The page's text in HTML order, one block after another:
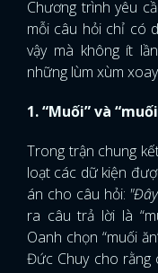
Chương trình yêu
mỗi câu hỏi chỉ có
vậy mà không ít
những lùm xùm
1. “Muối” và
Trong trận chung
loạt các dữ kiện
án cho câu hỏi:
ra câu trả lời là
Oanh chọn “muối
Đức Chuy cho rằng